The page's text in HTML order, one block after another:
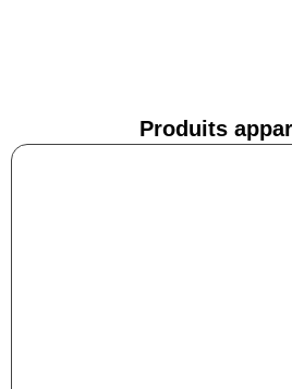
Produits